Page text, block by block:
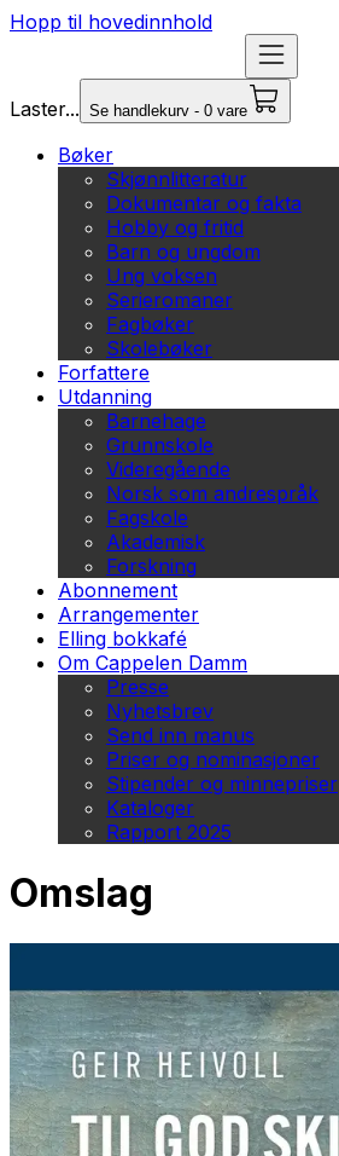
Hopp til hovedinnhold
Laster... Se handlekurv - 0 vare
Bøker
Skjønnlitteratur
Dokumentar og fakta
Hobby og fritid
Barn og ungdom
Ung voksen
Serieromaner
Fagbøker
Skolebøker
Forfattere
Utdanning
Barnehage
Grunnskole
Videregående
Norsk som andrespråk
Fagskole
Akademisk
Forskning
Abonnement
Arrangementer
Elling bokkafé
Om Cappelen Damm
Presse
Nyhetsbrev
Send inn manus
Priser og nominasjoner
Stipender og minnepriser
Kataloger
Rapport 2025
Omslag